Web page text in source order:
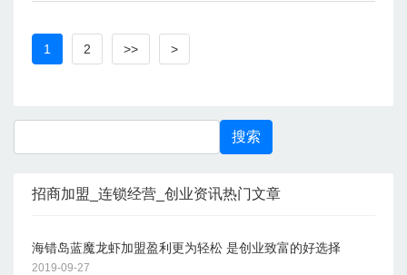
而拥有更
1 2 >> >
招商加盟_连锁经营_创业资讯热门文章
海错岛蓝魔龙虾加盟盈利更为轻松 是创业致富的好选择
2019-09-27